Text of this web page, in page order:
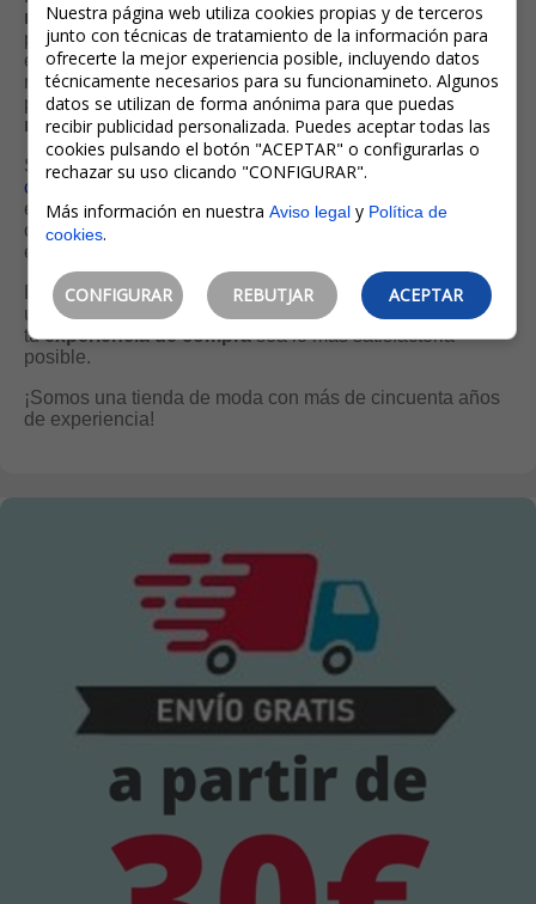
necesita? ", puedes hacer tu búsqueda por tipo de
producto. Es probablemente la forma más fácil de
encontrar lo que estás buscando. Si conoces un código,
número de referencia o nombre específicos, también
puedes utilizar la sección " Encuentre aquí lo que
necesita".
Si quieres que te asesoremos, puedes enviarnos un
correo electrónico
enviarnos unwhatsappal 972 30 27 46 en horario
comercial (puede consultarlo en la sección de contacto) y
estaremos encantados de ayudarte personalmente.
En persona, teléfono u
online , no importa el medio que
utilices, nuestro objetivo es y será siempre el mismo: que
tuexperiencia de comprasea lo más satisfactoria
posible.
¡Somos una tienda de moda con más de cincuenta años
de experiencia!
Nuestra página web utiliza cookies propias y de terceros
junto con técnicas de tratamiento de la información para
ofrecerte la mejor experiencia posible, incluyendo datos
técnicamente necesarios para su funcionamineto. Algunos
datos se utilizan de forma anónima para que puedas
recibir publicidad personalizada. Puedes aceptar todas las
cookies pulsando el botón "ACEPTAR" o configurarlas o
rechazar su uso clicando "CONFIGURAR".
Más información en nuestra Aviso legaly Política de
cookies.
CONFIGURAR REBUTJAR ACEPTAR